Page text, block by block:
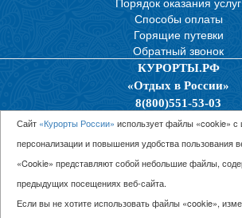
Способы оплаты
Горящие путевки
Обратный звонок
КУРОРТЫ.РФ
«Отдых в России»
8(800)551-53-03
Политика
© 2026 ООО “Единая Служба
Сайт «Курорты России» использует файлы «cookie» с
персонализации и повышения удобства пользования
«Cookie» представляют собой небольшие файлы,
предыдущих посещениях веб-сайта.
Если вы не хотите использовать файлы «cookie»,